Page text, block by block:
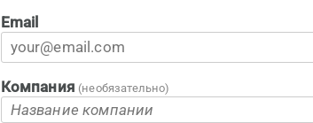
Email
Компания (необязательно)